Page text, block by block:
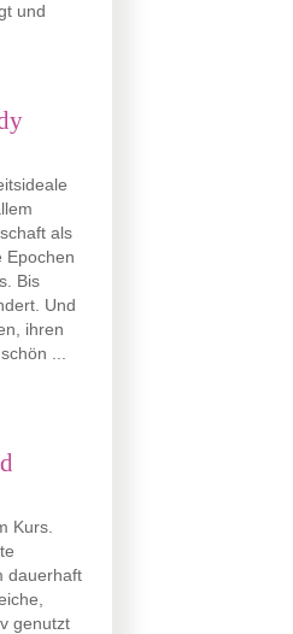
und
als
Epochen
Bis
Und
ihren
...
Kurs.
dauerhaft
genutzt